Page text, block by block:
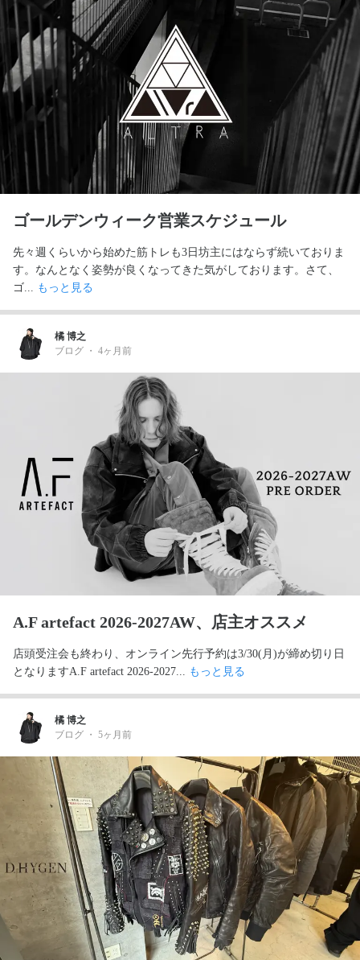
ゴールデンウィーク営業スケジュール
先々週くらいから始めた筋トレも3日坊主にはならず続いておりま
す。なんとなく姿勢が良くなってきた気がしております。さて、
ゴ...
もっと見る
橘 博之
ブログ ・ 4ヶ月前
A.F artefact 2026-2027AW、店主オススメ
店頭受注会も終わり、オンライン先行予約は3/30(月)が締め切り日
となりますA.F artefact 2026-2027... もっと見る
橘 博之
ブログ ・ 5ヶ月前